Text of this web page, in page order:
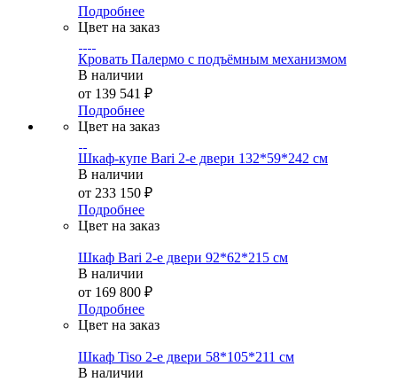
Подробнее
Цвет на заказ
Кровать Палермо с подъёмным механизмом
В наличии
от 139 541 ₽
Подробнее
Цвет на заказ
Шкаф-купе Bari 2-е двери 132*59*242 см
В наличии
от 233 150 ₽
Подробнее
Цвет на заказ
Шкаф Bari 2-е двери 92*62*215 см
В наличии
от 169 800 ₽
Подробнее
Цвет на заказ
Шкаф Tiso 2-е двери 58*105*211 см
В наличии